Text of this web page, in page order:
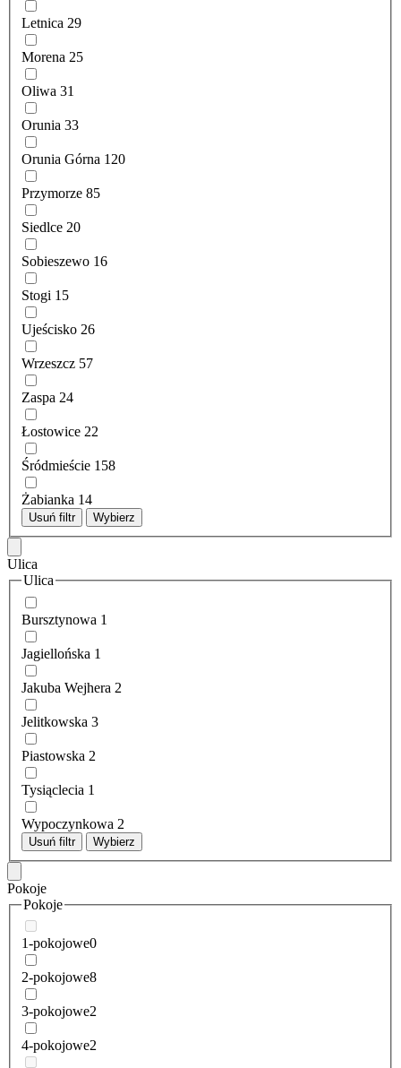
Letnica 29
Morena 25
Oliwa 31
Orunia 33
Orunia Górna 120
Przymorze 85
Siedlce 20
Sobieszewo 16
Stogi 15
Ujeścisko 26
Wrzeszcz 57
Zaspa 24
Łostowice 22
Śródmieście 158
Żabianka 14
Usuń filtr Wybierz
Ulica
Ulica
Bursztynowa 1
Jagiellońska 1
Jakuba Wejhera 2
Jelitkowska 3
Piastowska 2
Tysiąclecia 1
Wypoczynkowa 2
Usuń filtr Wybierz
Pokoje
Pokoje
1-pokojowe0
2-pokojowe8
3-pokojowe2
4-pokojowe2